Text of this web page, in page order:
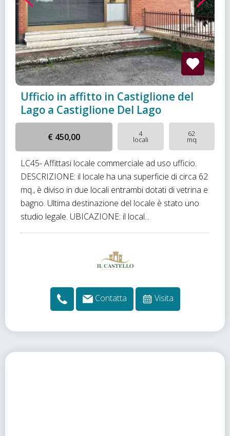
Ufficio in affitto in Castiglione del
Lago a Castiglione Del Lago
€ 450,00 4
locali
62
mq
LC45- Affittasi locale commerciale ad uso ufficio.
DESCRIZIONE: il locale ha una superficie di circa 62
mq., è diviso in due locali entrambi dotati di vetrina e
bagno. Ultima destinazione del locale è stato uno
studio legale. UBICAZIONE: il local...
Contatta Visita